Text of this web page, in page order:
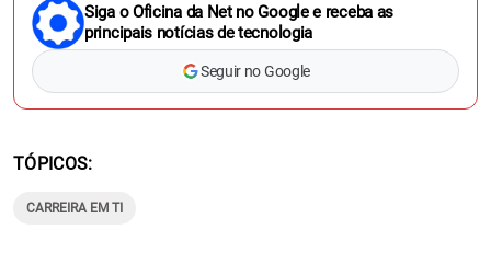
Siga o Oficina da Net no Google e receba as
principais notícias de tecnologia
Seguir no Google
TÓPICOS
CARREIRA EM TI